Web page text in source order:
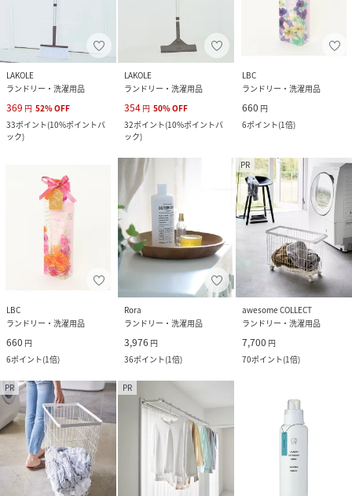
LAKOLE
ランドリー・洗濯用品
369 円 52%OFF
33ポイント(10%ポイントバ
ック)
LAKOLE
ランドリー・洗濯用品
354 円 50%OFF
32ポイント(10%ポイントバ
ック)
LBC
ランドリー・洗濯用品
660 円
6ポイント(1倍)
LBC
ランドリー・洗濯用品
660 円
6ポイント(1倍)
Rora
ランドリー・洗濯用品
3,976 円
36ポイント(1倍)
PR
awesome COLLECT
ランドリー・洗濯用品
7,700 円
70ポイント(1倍)
PR PR